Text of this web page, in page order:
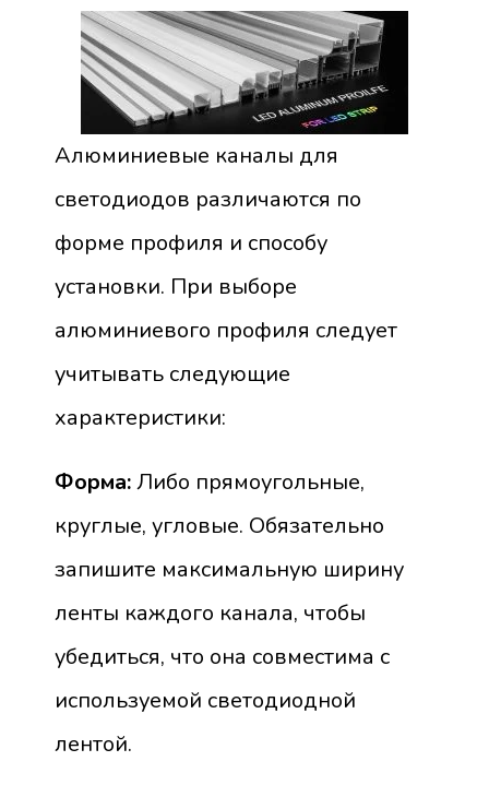
Алюминиевые каналы для
светодиодов различаются по
форме профиля и способу
установки. При выборе
алюминиевого профиля следует
учитывать следующие
характеристики:
Форма:Либо прямоугольные,
круглые, угловые. Обязательно
запишите максимальную ширину
ленты каждого канала, чтобы
убедиться, что она совместима с
используемой светодиодной
лентой.